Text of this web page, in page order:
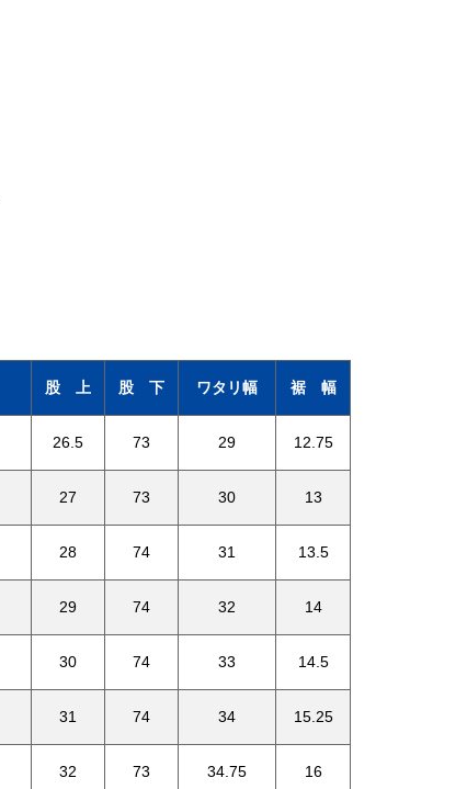
股 上 股 下 ワタリ幅 裾 幅
26.5 73 29 12.75
27 73 30 13
28 74 31 13.5
29 74 32 14
30 74 33 14.5
31 74 34 15.25
32 73 34.75 16